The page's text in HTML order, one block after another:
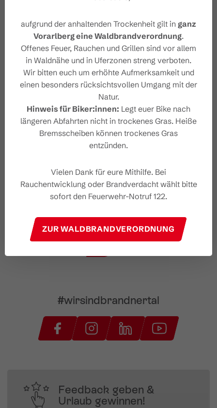
#wirsindbrandnertal
Feedback geben &
Urlaub gewinnen!
aufgrund der anhaltenden Trockenheit gilt in ganz
Vorarlberg eine Waldbrandverordnung.
Offenes Feuer, Rauchen und Grillen sind vor allem
in Waldnähe und in Uferzonen streng verboten.
Wir bitten euch um erhöhte Aufmerksamkeit und
einen besonders rücksichtsvollen Umgang mit der
Natur.
Hinweis für Biker:innen: Legt euer Bike nach
längeren Abfahrten nicht in trockenes Gras. Heiße
Bremsscheiben können trockenes Gras
entzünden.
Vielen Dank für eure Mithilfe. Bei
Rauchentwicklung oder Brandverdacht wählt bitte
sofort den Feuerwehr-Notruf 122.
ZUR WALDBRANDVERORDNUNG